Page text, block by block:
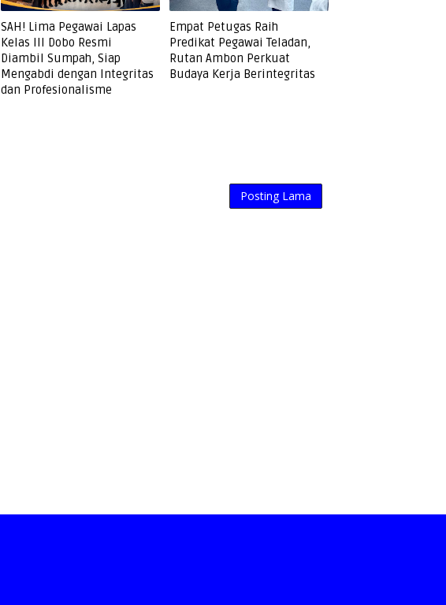
SAH! Lima Pegawai Lapas
Kelas III Dobo Resmi
Diambil Sumpah, Siap
Mengabdi dengan Integritas
dan Profesionalisme
Empat Petugas Raih
Predikat Pegawai Teladan,
Rutan Ambon Perkuat
Budaya Kerja Berintegritas
Posting Lama